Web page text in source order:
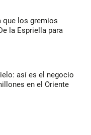
que los gremios
la Espriella para
así es el negocio
en el Oriente